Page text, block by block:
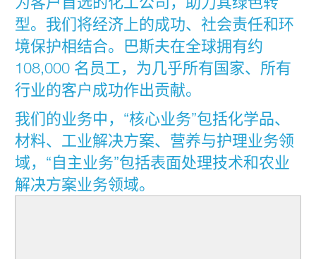
型。我们将经济上的成功、社会责任和环
境保护相结合。巴斯夫在全球拥有约
108,000 名员工，为几乎所有国家、所有
行业的客户成功作出贡献。
我们的业务中，“核心业务”包括化学品、
材料、工业解决方案、营养与护理业务领
域，“自主业务”包括表面处理技术和农业
解决方案业务领域。